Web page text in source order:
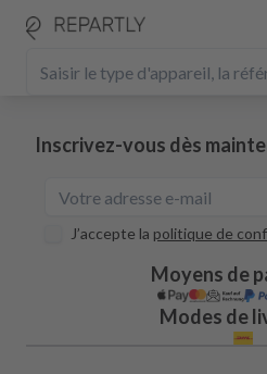
Inscrivez-vous dès
J’accepte la politique de
Moyens de
Modes de